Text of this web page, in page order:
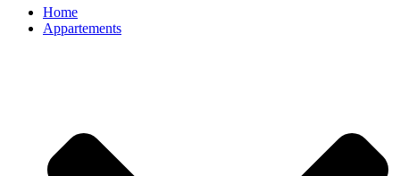
Home
Appartements